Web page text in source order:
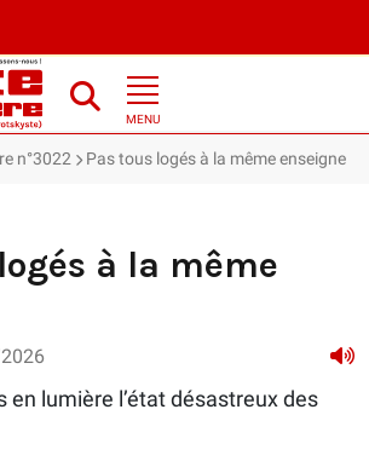
MENU
n°3022 Pas tous logés à la même enseigne
à la même
en lumière l’état désastreux des